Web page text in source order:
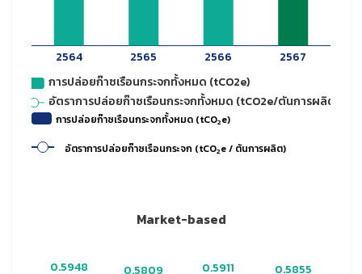
การปล่อยก๊าซเรือนกระจกทั้งหมด (tCO2e)
อัตราการปล่อยก๊าซเรือนกระจก (tCO2e / ตันการผลิต)
Market-based